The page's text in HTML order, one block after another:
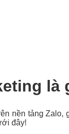
là
nền tảng
đây!